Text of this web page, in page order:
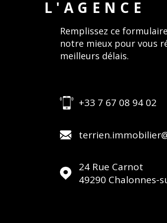
L'AGENCE
Remplissez ce
notre mieux pour vous
meilleurs délais.
+33 7 67 08 94 02
24 Rue Carnot
49290
Chalonnes-